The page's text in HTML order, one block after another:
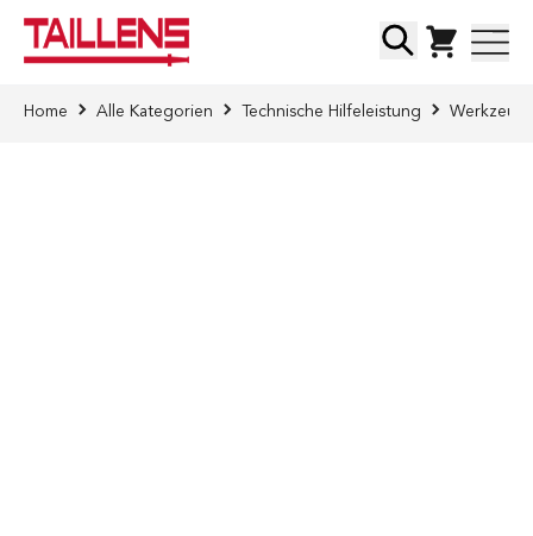
Suche
Home Alle Kategorien Technische Hilfeleistung